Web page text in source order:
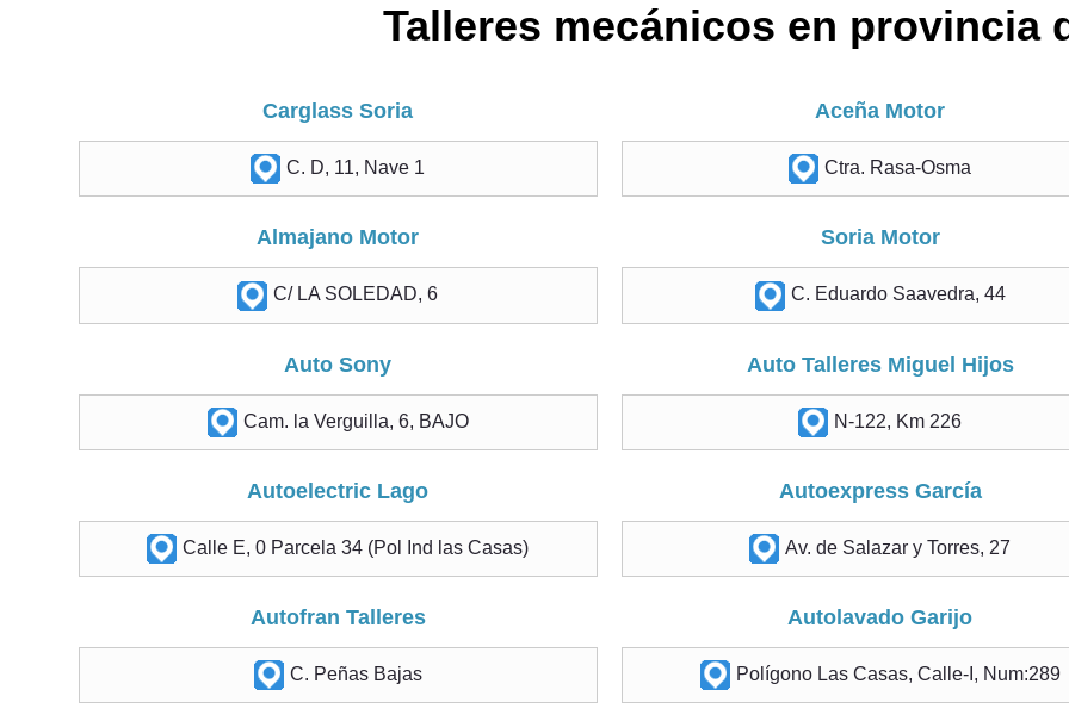
Talleres mecánicos en provincia
Carglass Soria
C. D, 11, Nave 1
Aceña Motor
Ctra. Rasa-Osma
Almajano Motor
C/ LA SOLEDAD, 6
Soria Motor
C. Eduardo Saavedra, 44
Auto Sony
Cam. la Verguilla, 6, BAJO
Auto Talleres Miguel Hijos
N-122, Km 226
Autoelectric Lago
Calle E, 0 Parcela 34 (Pol Ind las Casas)
Autoexpress García
Av. de Salazar y Torres, 27
Autofran Talleres
C. Peñas Bajas
Autolavado Garijo
Polígono Las Casas, Calle-I, Num:289